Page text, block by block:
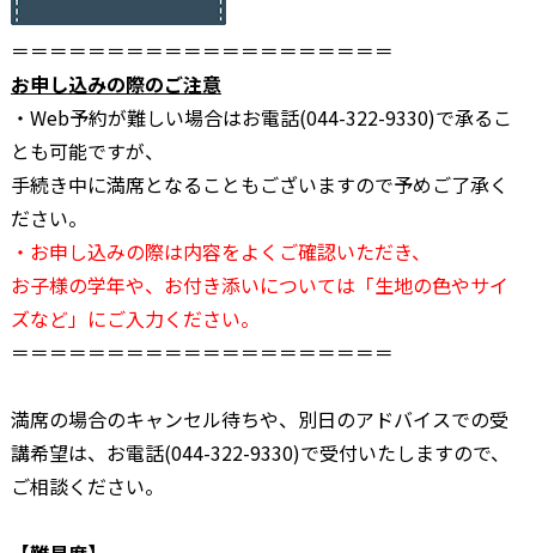
＝＝＝＝＝＝＝＝＝＝＝＝＝＝＝＝＝＝＝＝
お申し込みの際のご注意
・Web予約が難しい場合はお電話(044-322-9330)で承るこ
とも可能ですが、
手続き中に満席となることもございますので予めご了承く
ださい。
・お申し込みの際は内容をよくご確認いただき、
お子様の学年や、お付き添いについては「生地の色やサイ
ズなど」にご入力ください。
＝＝＝＝＝＝＝＝＝＝＝＝＝＝＝＝＝＝＝＝
満席の場合のキャンセル待ちや、別日のアドバイスでの受
講希望は、お電話(044-322-9330)で受付いたしますので、
ご相談ください。